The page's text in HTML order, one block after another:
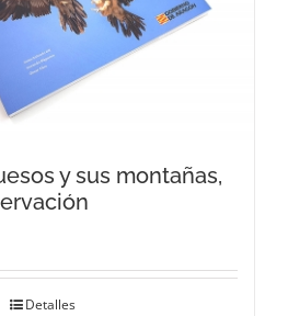
y sus montañas,
Detalles